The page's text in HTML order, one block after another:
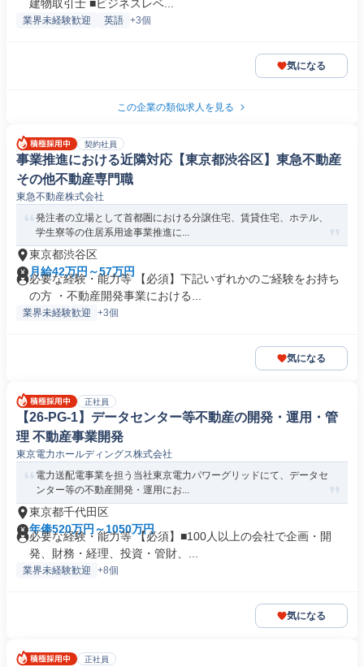
建物取引士 ■ビジネスレベ...
業界未経験歓迎 英語 +3個
気になる
この企業の類似求人を見る
契約社員
事業推進における近隣対応【東京都渋谷区】東急不動産
その他不動産専門職
東急不動産株式会社
発注者の立場として首都圏における分譲住宅、賃貸住宅、ホテル、
学生寮等の住居系用途事業推進に...
東京都渋谷区
月給42万円～57万円
必要な経験・能力等 【必須】下記いずれかのご経験をお持ち
の方 ・不動産開発事業における...
業界未経験歓迎 +3個
気になる
正社員
【26-PG-1】データセンター等不動産の開発・運用・管
理 不動産事業開発
東京電力ホールディングス株式会社
電力送配電事業を担う当社東京電力パワーグリッドにて、データセ
ンター等の不動産開発・運用にお...
東京都千代田区
年俸520万円～1050万円
必要な経験・能力等 【必須】■100人以上の会社で企画・開
発、財務・経理、投資・管財、...
業界未経験歓迎 +8個
気になる
正社員